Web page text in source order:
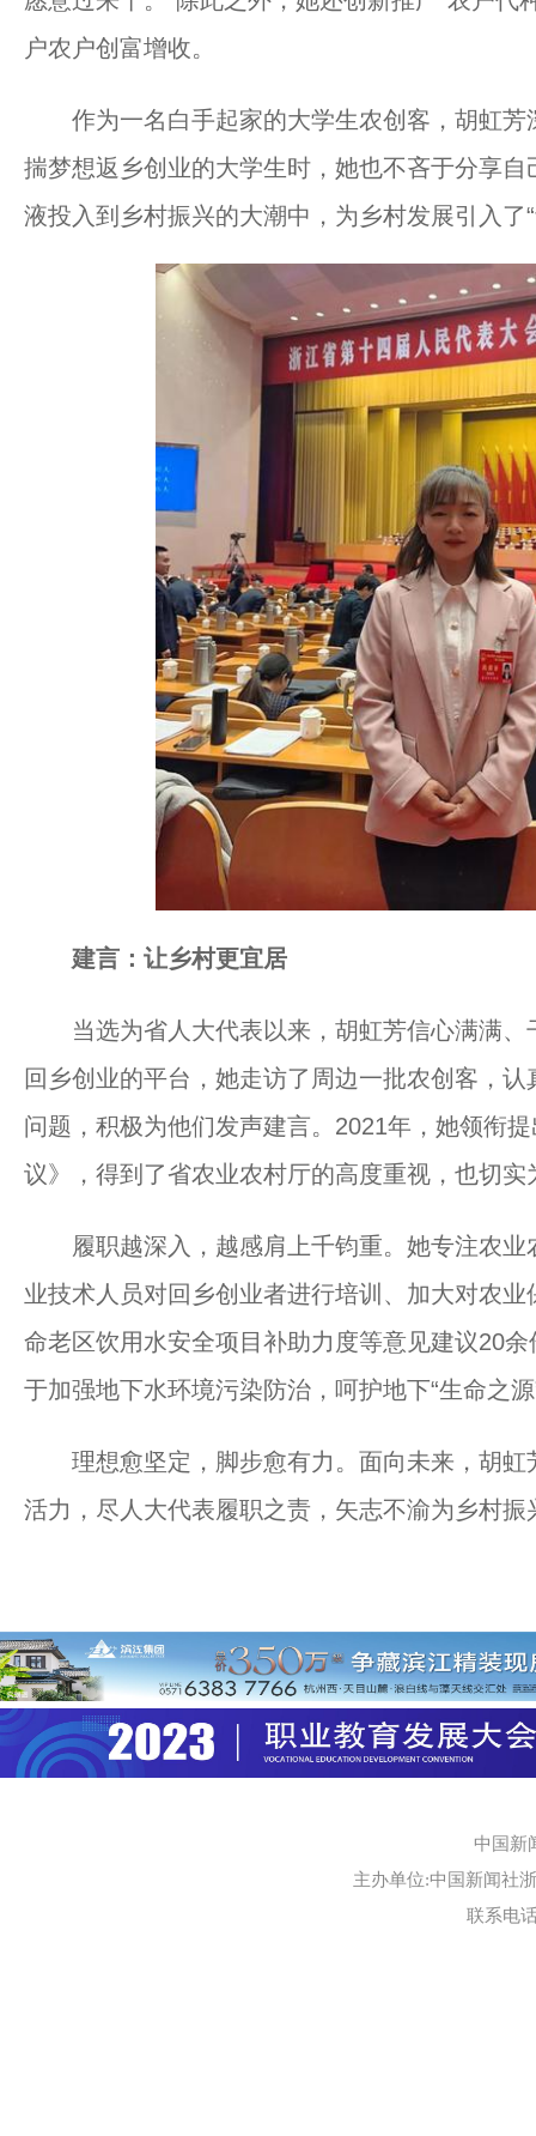
户农户创富增收。
作为一名白手起家的大学生农创客，胡虹芳
揣梦想返乡创业的大学生时，她也不吝于分享
液投入到乡村振兴的大潮中，为乡村发展引入了
建言：让乡村更宜居
当选为省人大代表以来，胡虹芳信心满满、
回乡创业的平台，她走访了周边一批农创客，
问题，积极为他们发声建言。2021年，她领衔
议》，得到了省农业农村厅的高度重视，也切
履职越深入，越感肩上千钧重。她专注农业
业技术人员对回乡创业者进行培训、加大对农
命老区饮用水安全项目补助力度等意见建议20
于加强地下水环境污染防治，呵护地下“生命之
理想愈坚定，脚步愈有力。面向未来，胡虹
活力，尽人大代表履职之责，矢志不渝为乡村振
中国新
主办单位:中国新闻社
联系电